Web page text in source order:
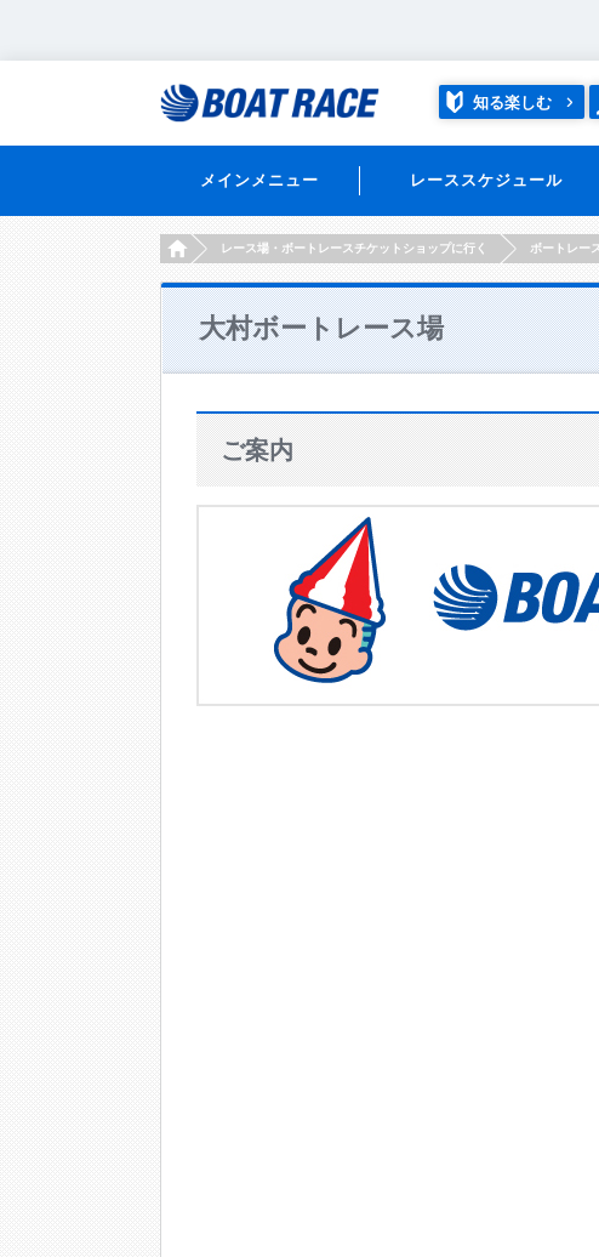
知る楽しむ
メインメニュー レーススケジュール
HOMEレース場・ボートレースチケットショップに行く ボートレー
大村ボートレース場
ご案内